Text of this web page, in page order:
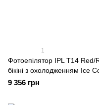
1
Фотоепілятор IPL T14 Red/
бікіні з охолодженням Ice
9 356 грн